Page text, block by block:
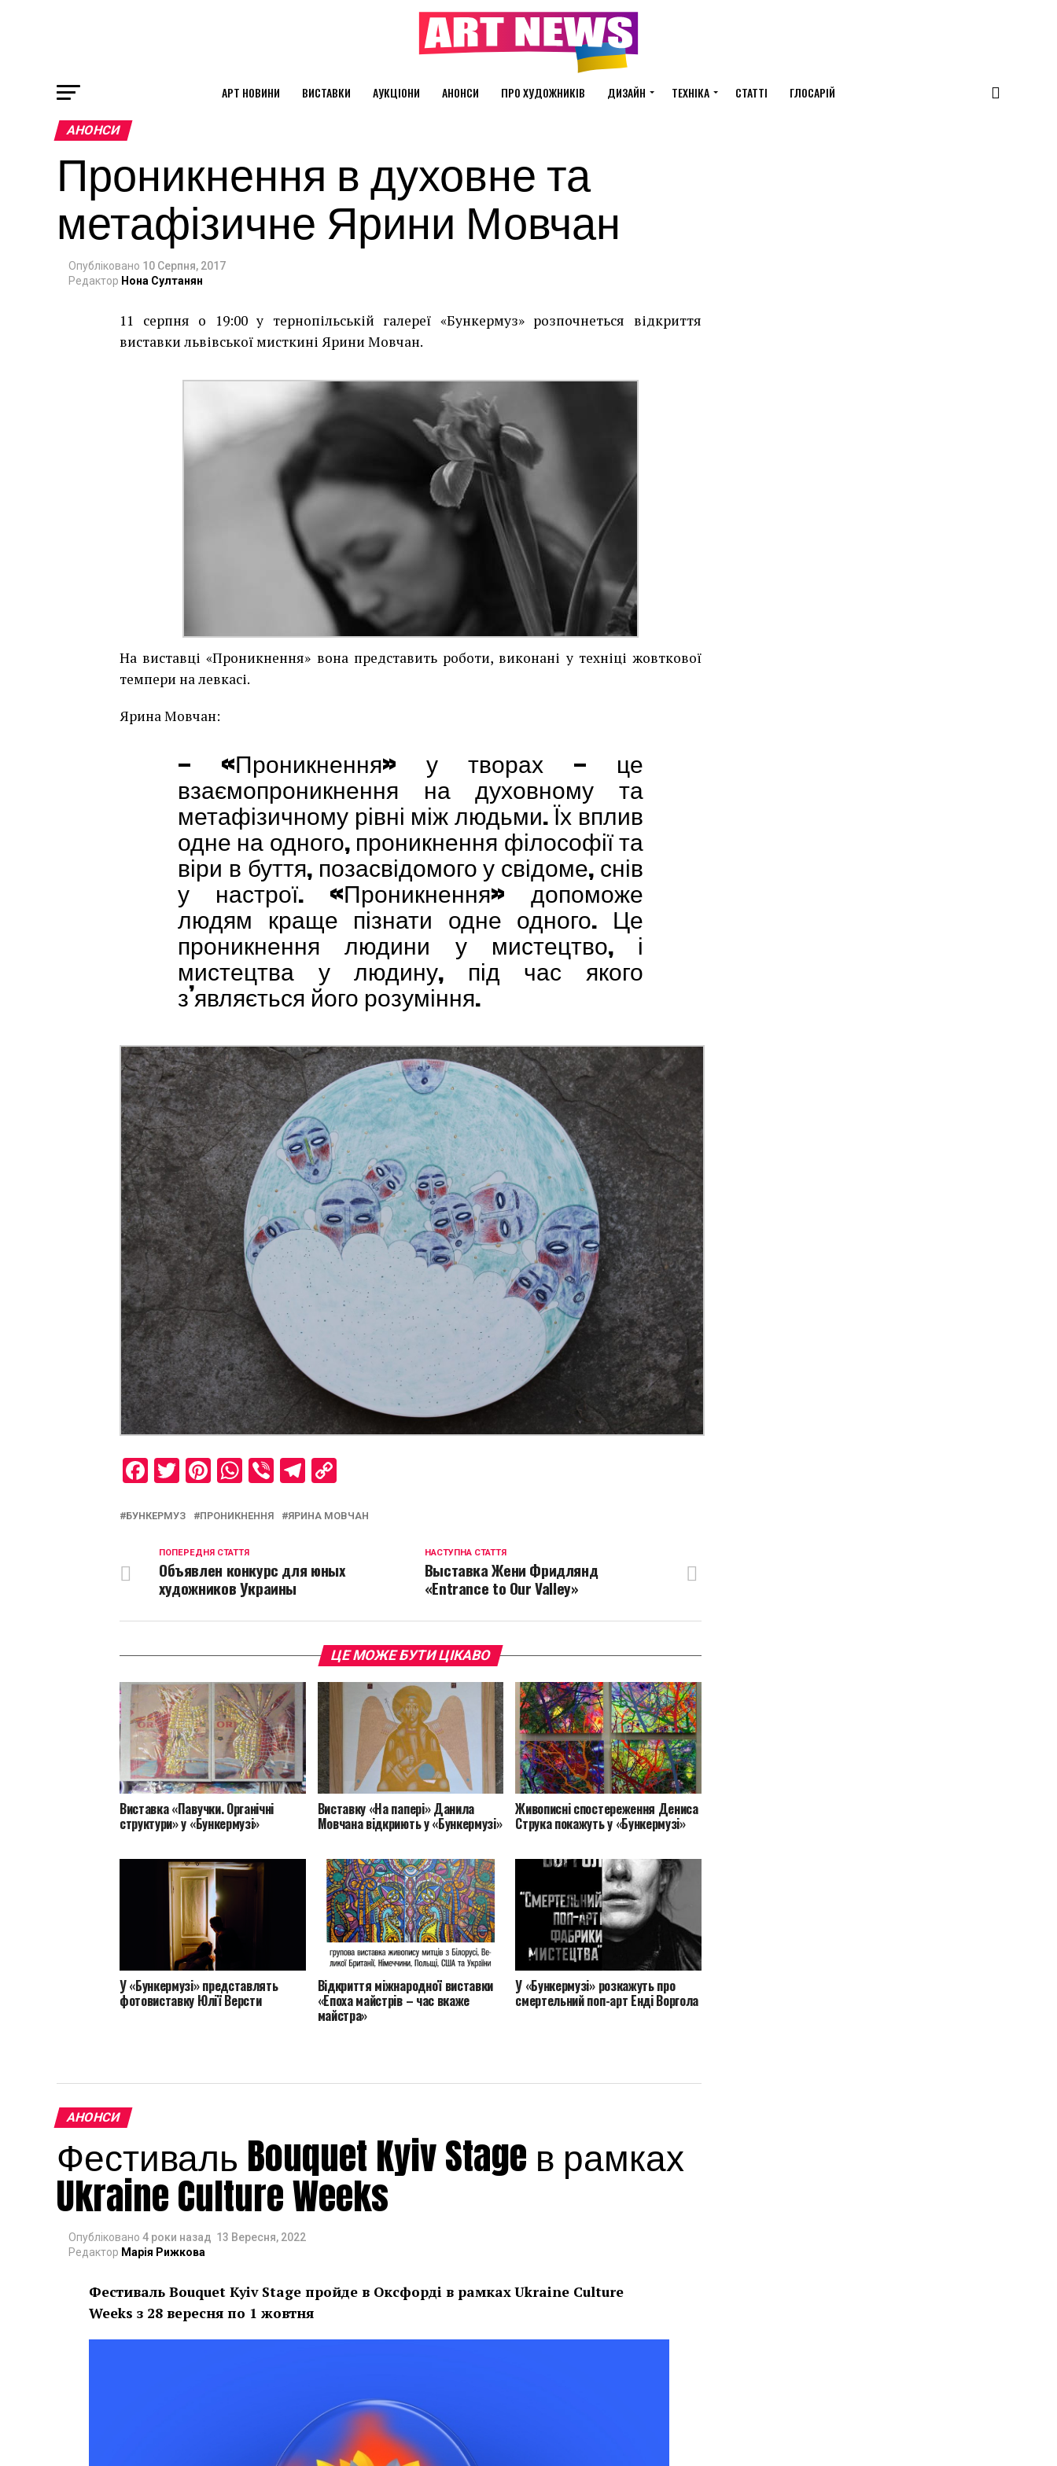
АРТ НОВИНИ ВИСТАВКИ АУКЦІОНИ АНОНСИ ПРО ХУДОЖНИКІВ ДИЗАЙН ТЕХНІКА СТАТТІ ГЛОСАРІЙ
АНОНСИ
Проникнення в духовне та
метафізичне Ярини Мовчан
Опубліковано 10 Серпня, 2017
Редактор Нона Султанян
11 серпня о 19:00 у тернопільській галереї «Бункермуз» розпочнеться відкриття
виставки львівської мисткині Ярини Мовчан.
На виставці «Проникнення» вона представить роботи, виконані у техніці жовткової
темпери на левкасі.
Ярина Мовчан:
— «Проникнення» у творах — це
взаємопроникнення на духовному та
метафізичному рівні між людьми. Їх вплив
одне на одного, проникнення філософії та
віри в буття, позасвідомого у свідоме, снів
у настрої. «Проникнення» допоможе
людям краще пізнати одне одного. Це
проникнення людини у мистецтво, і
мистецтва у людину, під час якого
з’являється його розуміння.
Facebook
Twitter
Pinterest
WhatsApp
ViberTelegram
БУНКЕРМУЗ ПРОНИКНЕННЯ ЯРИНА МОВЧАН
НАСТУПНА СТАТТЯ
Выставка Жени Фридлянд
«Entrance to Our Valley»
ПОПЕРЕДНЯ СТАТТЯ
Объявлен конкурс для юных
художников Украины
ЦЕ МОЖЕ БУТИ ЦІКАВО
Виставка «Павучки. Органічні
структури» у «Бункермузі»
Виставку «На папері» Данила
Мовчана відкриють у «Бункермузі»
Живописні спостереження Дениса
Струка покажуть у «Бункермузі»
У «Бункермузі» представлять
фотовиставку Юлії Версти
Відкриття міжнародної виставки
«Епоха майстрів – час вкаже
майстра»
У «Бункермузі» розкажуть про
смертельний поп-арт Енді Воргола
АНОНСИ
Фестиваль Bouquet Kyiv Stage в рамках
Ukraine Culture Weeks
Опубліковано 4 роки назад 13 Вересня, 2022
Редактор Марія Рижкова
Фестиваль Bouquet Kyiv Stage пройде в Оксфорді в рамкахUkraine Culture
Weeks з 28 вересня по 1 жовтня